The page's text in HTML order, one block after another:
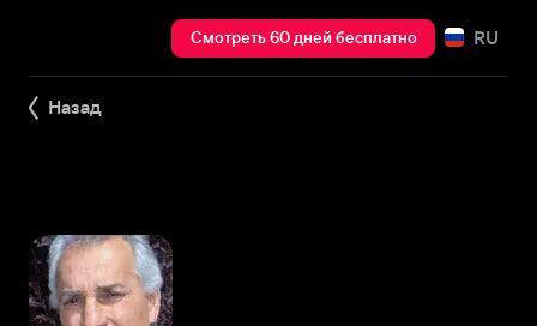
Смотреть 60 дней бесплатно RU
Назад